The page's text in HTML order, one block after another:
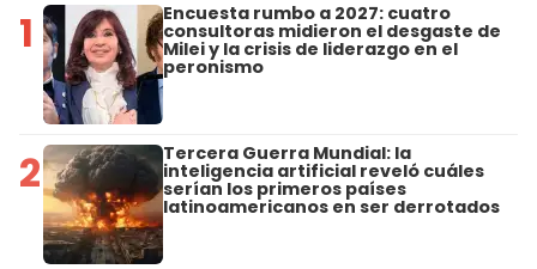
1 Encuesta rumbo a 2027: cuatro
consultoras midieron el desgaste de
Milei y la crisis de liderazgo en el
peronismo
2 Tercera Guerra Mundial: la
inteligencia artificial reveló cuáles
serían los primeros países
latinoamericanos en ser derrotados